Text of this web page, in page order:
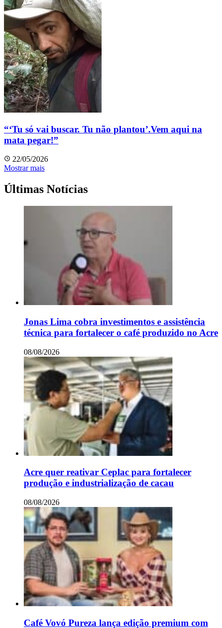
“‘Tu só vai buscar. Tu não plantou’.Vem aqui na
mata pegar!”
22/05/2026
Mostrar mais
Últimas Notícias
Jonas Lima cobra investimentos e assistência
técnica para fortalecer o café produzido no Acre
08/08/2026
Acre quer reativar Ceplac para fortalecer
produção e industrialização de cacau
08/08/2026
Café Vovó Pureza lança edição premium com